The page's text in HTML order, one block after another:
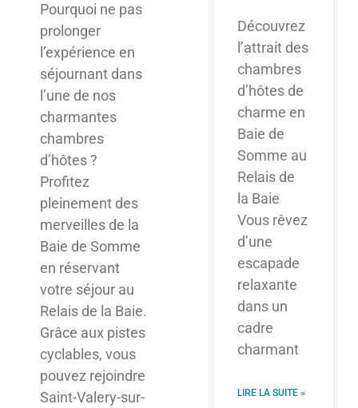
Pourquoi ne pas
prolonger
l’expérience en
séjournant dans
l’une de nos
charmantes
chambres
d’hôtes ?
Profitez
pleinement des
merveilles de la
Baie de Somme
en réservant
votre séjour au
Relais de la Baie.
Grâce aux pistes
cyclables, vous
pouvez rejoindre
Saint-Valery-sur-
Découvrez
l’attrait des
chambres
d’hôtes de
charme en
Baie de
Somme au
Relais de
la Baie
Vous rêvez
d’une
escapade
relaxante
dans un
cadre
charmant
LIRE LA SUITE »